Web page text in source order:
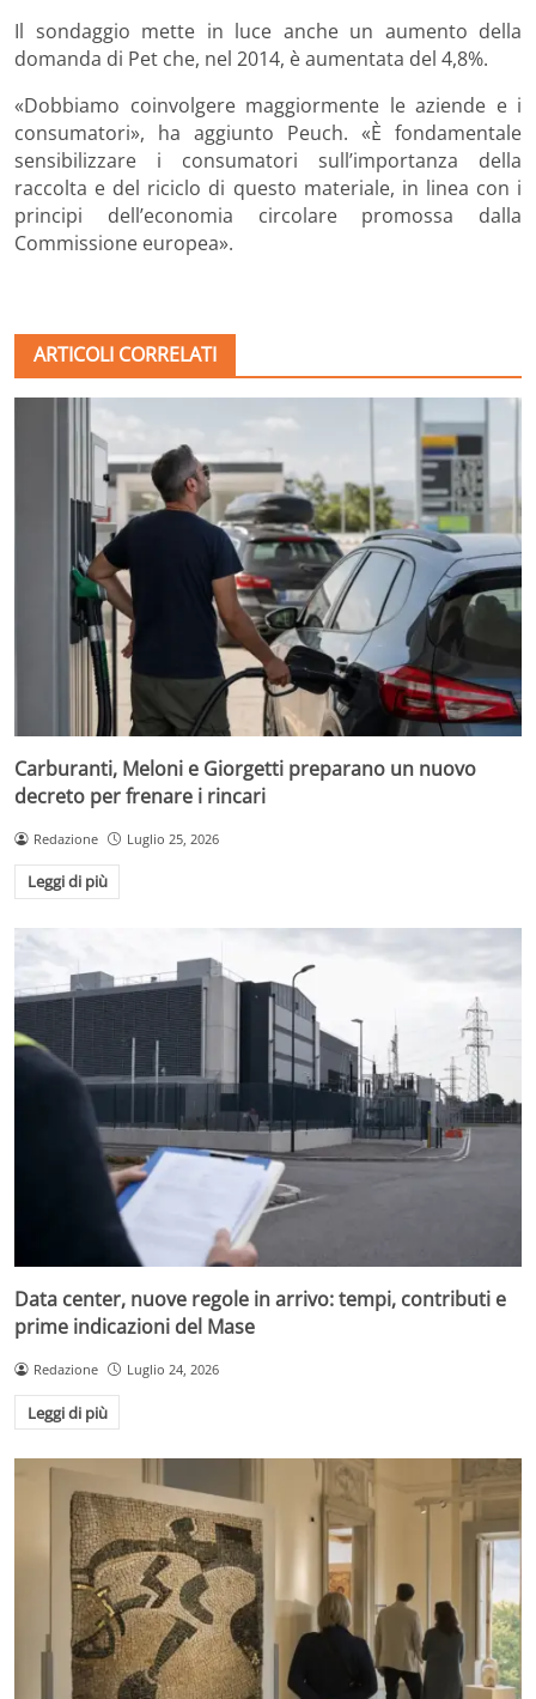
Il sondaggio mette in luce anche un aumento della
domanda di Pet che, nel 2014, è aumentata del 4,8%.
«Dobbiamo coinvolgere maggiormente le aziende e i
consumatori», ha aggiunto Peuch. «È fondamentale
sensibilizzare i consumatori sull’importanza della
raccolta e del riciclo di questo materiale, in linea con i
principi dell’economia circolare promossa dalla
Commissione europea».
ARTICOLI CORRELATI
Carburanti, Meloni e Giorgetti preparano un nuovo
decreto per frenare i rincari
Redazione Luglio 25, 2026
Leggi di più
Data center, nuove regole in arrivo: tempi, contributi e
prime indicazioni del Mase
Redazione Luglio 24, 2026
Leggi di più